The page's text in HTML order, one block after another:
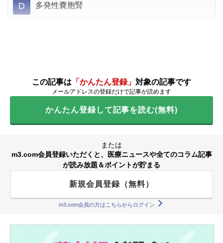
D 多発性嚢胞腎
この記事は 「かんたん登録」 対象の記事です
メールアドレスの登録だけで記事が読めます
かんたん登録して記事を読む(無料)
または
m3.com会員登録いただくと、医療ニュースや全てのコラム記事
が読み放題＆ポイントが貯まる
新規会員登録（無料）
m3.com会員の方はこちらからログイン